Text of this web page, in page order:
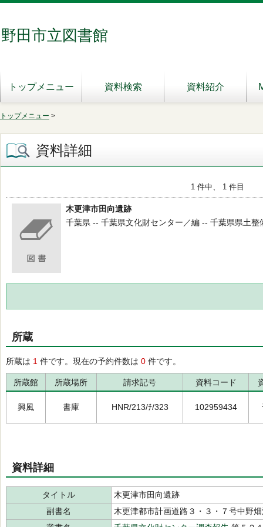
野田市立図書館
トップメニュー 資料検索 資料紹介
トップメニュー >
資料詳細
1 件中、 1 件目
木更津市田向遺跡
千葉県 -- 千葉県文化財センター／編 -- 千葉県県土
所蔵
所蔵は 1 件です。現在の予約件数は 0 件です。
所蔵館 所蔵場所 請求記号 資料コード
興風 書庫 HNR/213/ﾁ/323 102959434
資料詳細
タイトル
木更津市田向遺跡
副書名
木更津都市計画道路３・３・７号中野